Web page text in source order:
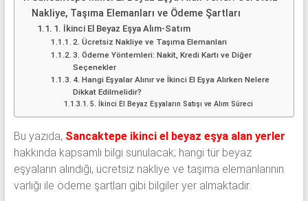
Nakliye, Taşıma Elemanları ve Ödeme Şartları
1. İkinci El Beyaz Eşya Alım-Satım
2. Ücretsiz Nakliye ve Taşıma Elemanları
3. Ödeme Yöntemleri: Nakit, Kredi Kartı ve Diğer
Seçenekler
4. Hangi Eşyalar Alınır ve İkinci El Eşya Alırken Nelere
Dikkat Edilmelidir?
5. İkinci El Beyaz Eşyaların Satışı ve Alım Süreci
Bu yazıda, Sancaktepe ikinci el beyaz eşya alan yerler
hakkında kapsamlı bilgi sunulacak; hangi tür beyaz
eşyaların alındığı, ücretsiz nakliye ve taşıma elemanlarının
varlığı ile ödeme şartları gibi bilgiler yer almaktadır.